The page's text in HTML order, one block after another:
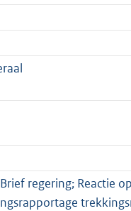
regering; Reactie